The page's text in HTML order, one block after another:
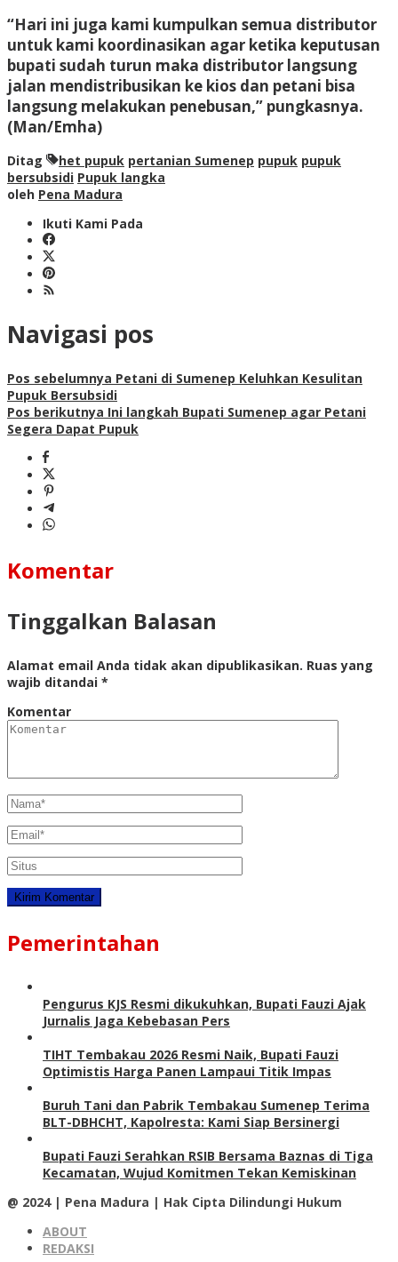
“Hari ini juga kami kumpulkan semua distributor
untuk kami koordinasikan agar ketika keputusan
bupati sudah turun maka distributor langsung
jalan mendistribusikan ke kios dan petani bisa
langsung melakukan penebusan,” pungkasnya.
(Man/Emha)
Ditag het pupuk pertanian Sumenep pupuk pupuk
bersubsidi Pupuk langka
oleh Pena Madura
Ikuti Kami Pada
Navigasi pos
Pos sebelumnya Petani di Sumenep Keluhkan Kesulitan
Pupuk Bersubsidi
Pos berikutnya Ini langkah Bupati Sumenep agar Petani
Segera Dapat Pupuk
Komentar
Tinggalkan Balasan
Alamat email Anda tidak akan dipublikasikan. Ruas yang
wajib ditandai *
Komentar
Pemerintahan
Pengurus KJS Resmi dikukuhkan, Bupati Fauzi Ajak
Jurnalis Jaga Kebebasan Pers
TIHT Tembakau 2026 Resmi Naik, Bupati Fauzi
Optimistis Harga Panen Lampaui Titik Impas
Buruh Tani dan Pabrik Tembakau Sumenep Terima
BLT-DBHCHT, Kapolresta: Kami Siap Bersinergi
Bupati Fauzi Serahkan RSIB Bersama Baznas di Tiga
Kecamatan, Wujud Komitmen Tekan Kemiskinan
@ 2024 | Pena Madura | Hak Cipta Dilindungi Hukum
ABOUT
REDAKSI